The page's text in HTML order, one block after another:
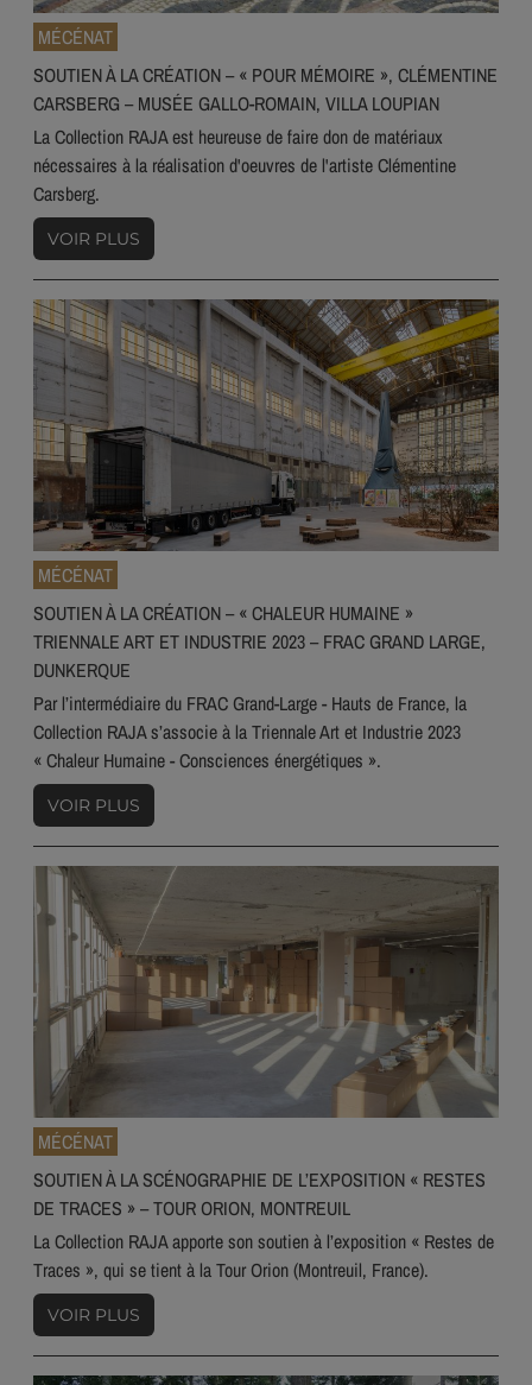
MÉCÉNAT
SOUTIEN À LA CRÉATION – « POUR MÉMOIRE », CLÉMENTINE
CARSBERG – MUSÉE GALLO-ROMAIN, VILLA LOUPIAN
La Collection RAJA est heureuse de faire don de matériaux
nécessaires à la réalisation d'oeuvres de l'artiste Clémentine
Carsberg.
VOIR PLUS
MÉCÉNAT
SOUTIEN À LA CRÉATION – « CHALEUR HUMAINE »
TRIENNALE ART ET INDUSTRIE 2023 – FRAC GRAND LARGE,
DUNKERQUE
Par l’intermédiaire du FRAC Grand-Large - Hauts de France, la
Collection RAJA s’associe à la Triennale Art et Industrie 2023
« Chaleur Humaine - Consciences énergétiques ».
VOIR PLUS
MÉCÉNAT
SOUTIEN À LA SCÉNOGRAPHIE DE L’EXPOSITION « RESTES
DE TRACES » – TOUR ORION, MONTREUIL
La Collection RAJA apporte son soutien à l’exposition « Restes de
Traces », qui se tient à la Tour Orion (Montreuil, France).
VOIR PLUS